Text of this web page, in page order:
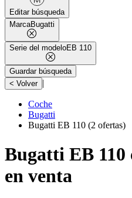
Editar búsqueda
MarcaBugatti
Serie del modeloEB 110
Guardar búsqueda
< Volver |
Coche
Bugatti
Bugatti EB 110 (2 ofertas)
Bugatti EB 110
en venta